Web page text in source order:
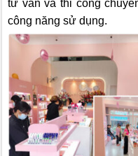
tư vấn và thi công
công năng sử dụng.